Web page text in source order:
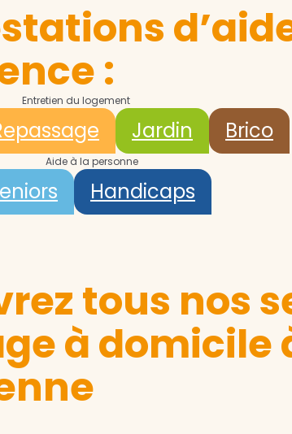
:
Entretien du logement
Jardin Brico
Aide à la personne
Handicaps
tous nos
à domicile